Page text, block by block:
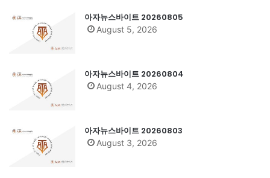
아자뉴스바이트 20260805
August 5, 2026
아자뉴스바이트 20260804
August 4, 2026
아자뉴스바이트 20260803
August 3, 2026